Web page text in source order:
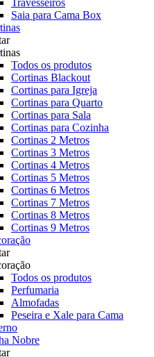
Travesseiros
Saia para Cama Box
Todos os produtos
Cortinas Blackout
Cortinas para Igreja
Cortinas para Quarto
Cortinas para Sala
Cortinas para Cozinha
Cortinas 2 Metros
Cortinas 3 Metros
Cortinas 4 Metros
Cortinas 5 Metros
Cortinas 6 Metros
Cortinas 7 Metros
Cortinas 8 Metros
Cortinas 9 Metros
Todos os produtos
Perfumaria
Almofadas
Peseira e Xale para Cama
Nobre